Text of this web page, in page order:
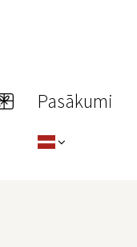
Pasākumi